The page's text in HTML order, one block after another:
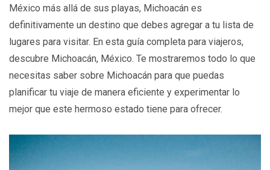
México más allá de sus playas, Michoacán es
definitivamente un destino que debes agregar a tu lista de
lugares para visitar. En esta guía completa para viajeros,
descubre Michoacán, México. Te mostraremos todo lo que
necesitas saber sobre Michoacán para que puedas
planificar tu viaje de manera eficiente y experimentar lo
mejor que este hermoso estado tiene para ofrecer.